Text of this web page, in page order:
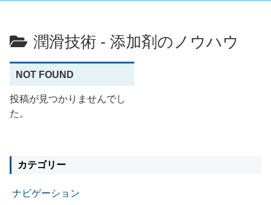
潤滑技術 - 添加剤のノウハウ
NOT FOUND
投稿が見つかりませんでし
た。
カテゴリー
ナビゲーション